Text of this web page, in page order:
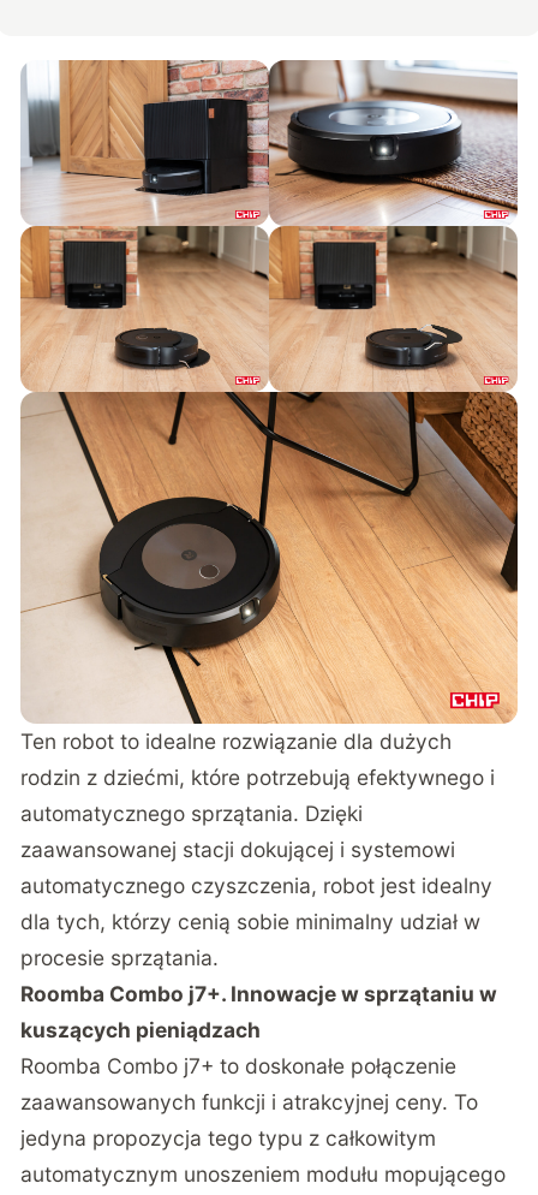
Ten robot to idealne rozwiązanie dla dużych
rodzin z dziećmi, które potrzebują efektywnego i
automatycznego sprzątania. Dzięki
zaawansowanej stacji dokującej i systemowi
automatycznego czyszczenia, robot jest idealny
dla tych, którzy cenią sobie minimalny udział w
procesie sprzątania.
Roomba Combo j7+. Innowacje w sprzątaniu w
kuszących pieniądzach
Roomba Combo j7+ to doskonałe połączenie
zaawansowanych funkcji i atrakcyjnej ceny. To
jedyna propozycja tego typu z całkowitym
automatycznym unoszeniem modułu mopującego